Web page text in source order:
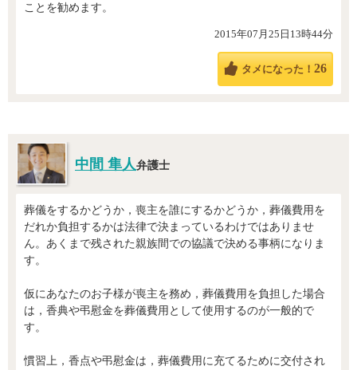
ことを勧めます。
2015年07月25日13時44分
タメになった！ 26
中間 隼人弁護士
葬儀をするかどうか，喪主を誰にするかどうか，葬儀費用を
だれか負担するかは法律で決まっているわけではありませ
ん。あくまで残された親族間での協議で決める事柄になりま
す。
仮にあなたのお子様が喪主を務め，葬儀費用を負担した場合
は，香典や弔慰金を葬儀費用として使用するのが一般的で
す。
慣習上，香点や弔慰金は，葬儀費用に充てるために交付され